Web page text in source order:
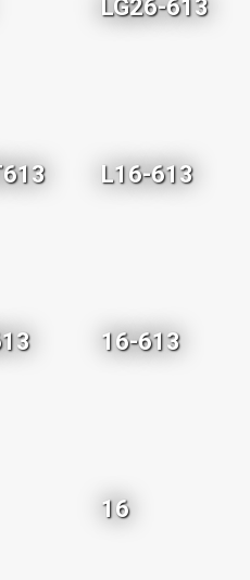
LG26-613
L16-613
16-613
16